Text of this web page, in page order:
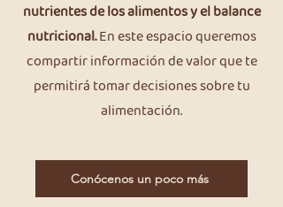
nutrientes de los alimentos y el balance
nutricional.En este espacio queremos
compartirinformaciónde valorque te
permitirá tomar decisiones sobre tu
alimentación.
Conócenos un poco más